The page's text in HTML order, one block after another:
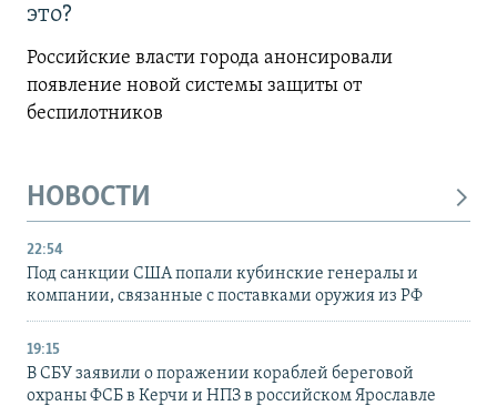
это?
Российские власти города анонсировали
появление новой системы защиты от
беспилотников
НОВОСТИ
22:54
Под санкции США попали кубинские генералы и
компании, связанные с поставками оружия из РФ
19:15
В СБУ заявили о поражении кораблей береговой
охраны ФСБ в Керчи и НПЗ в российском Ярославле